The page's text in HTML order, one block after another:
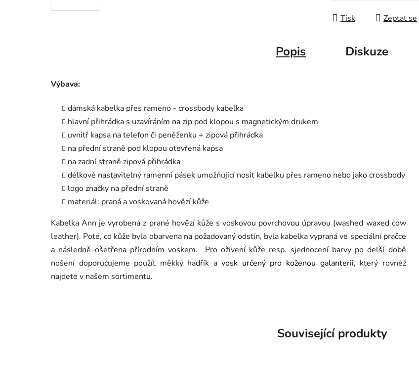
Tisk Zeptat se
Popis Diskuze
Výbava:
dámská kabelka přes rameno - crossbody kabelka
hlavní přihrádka s uzavíráním na zip pod klopou s magnetickým drukem
uvnitř kapsa na telefon či peněženku + zipová přihrádka
na přední straně pod klopou otevřená kapsa
na zadní straně zipová přihrádka
délkově nastavitelný ramenní pásek umožňující nosit kabelku přes rameno nebo jako crossbody
logo značky na přední straně
materiál: praná a voskovaná hovězí kůže
Kabelka Ann je vyrobená z prané hovězí kůže s voskovou povrchovou úpravou (washed waxed cow
leather). Poté, co kůže byla obarvena na požadovaný odstín, byla kabelka vypraná ve speciální pračce
a následně ošetřena přírodním voskem. Pro oživení kůže resp. sjednocení barvy po delší době
nošení doporučujeme použít měkký hadřík avosk určený pro koženou galanterii, který rovněž
najdete v našem sortimentu.
Související produkty